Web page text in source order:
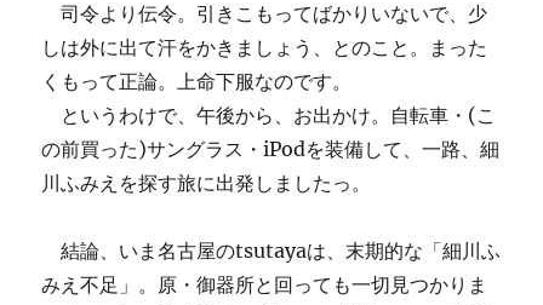
司令より伝令。引きこもってばかりいないで、少
しは外に出て汗をかきましょう、とのこと。まった
くもって正論。上命下服なのです。
というわけで、午後から、お出かけ。自転車・(こ
の前買った)サングラス・iPodを装備して、一路、細
川ふみえを探す旅に出発しましたっ。
結論、いま名古屋のtsutayaは、末期的な「細川ふ
みえ不足」。原・御器所と回っても一切見つかりま